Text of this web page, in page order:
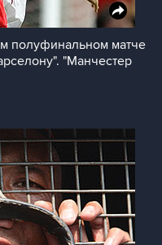
полуфинальном матче
"Манчестер